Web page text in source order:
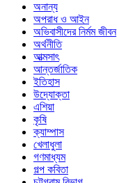
অনান্য
অপরাধ ও আইন
অভিবাসীদের নির্মম জীবন
অর্থনীতি
আত্মসাৎ
আন্তর্জাতিক
ইতিহাস
উদ্যোক্তা
এশিয়া
কৃষি
ক্যাম্পাস
খেলাধুলা
গণমাধ্যম
গল্প ক‌বিতা